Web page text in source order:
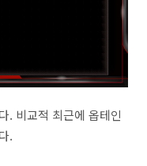
. 비교적 최근에 옵테인
.